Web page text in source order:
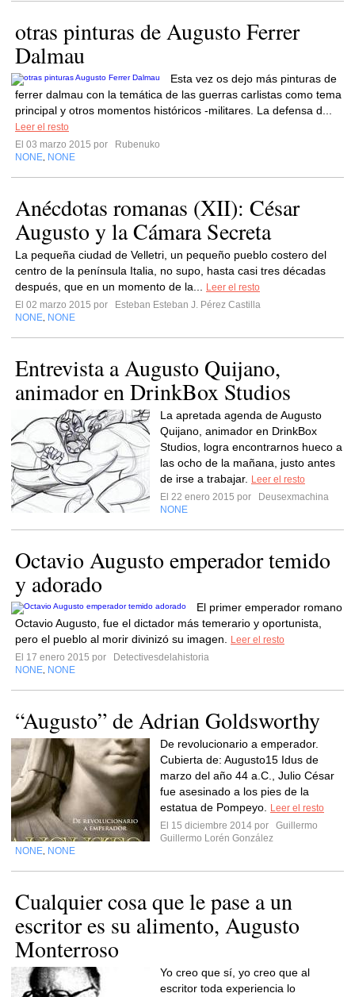
otras pinturas de Augusto Ferrer
Dalmau
Esta vez os dejo más pinturas de
ferrer dalmau con la temática de las guerras carlistas como tema
principal y otros momentos históricos -militares. La defensa d...
Leer el resto
El 03 marzo 2015 por
Rubenuko
NONE NONE
Anécdotas romanas (XII): César
Augusto y la Cámara Secreta
La pequeña ciudad de Velletri, un pequeño pueblo costero del
centro de la península Italia, no supo, hasta casi tres décadas
después, que en un momento de la...
Leer el resto
El 02 marzo 2015 por
Esteban Esteban J. Pérez Castilla
NONE NONE
Entrevista a Augusto Quijano,
animador en DrinkBox Studios
La apretada agenda de Augusto
Quijano, animador en DrinkBox
Studios, logra encontrarnos hueco a
las ocho de la mañana, justo antes
de irse a trabajar.
Leer el resto
El 22 enero 2015 por
Deusexmachina
NONE
Octavio Augusto emperador temido
y adorado
El primer emperador romano
Octavio Augusto, fue el dictador más temerario y oportunista,
pero el pueblo al morir divinizó su imagen.
Leer el resto
El 17 enero 2015 por
Detectivesdelahistoria
NONE NONE
“Augusto” de Adrian Goldsworthy
De revolucionario a emperador.
Cubierta de: Augusto15 Idus de
marzo del año 44 a.C., Julio César
fue asesinado a los pies de la
estatua de Pompeyo.
Leer el resto
El 15 diciembre 2014 por
Guillermo
Guillermo Lorén González
NONE NONE
Cualquier cosa que le pase a un
escritor es su alimento, Augusto
Monterroso
Yo creo que sí, yo creo que al
escritor toda experiencia lo